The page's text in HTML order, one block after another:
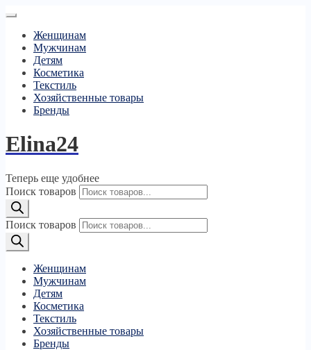
Женщинам
Мужчинам
Детям
Косметика
Текстиль
Хозяйственные товары
Бренды
Elina24
Теперь еще удобнее
Поиск товаров
Поиск товаров
Женщинам
Мужчинам
Детям
Косметика
Текстиль
Хозяйственные товары
Бренды